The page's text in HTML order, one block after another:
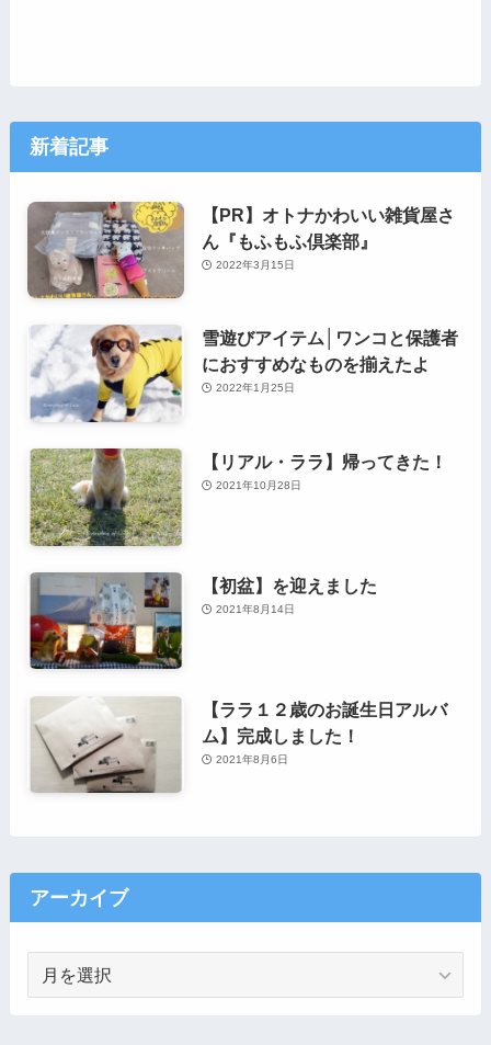
新着記事
【PR】オトナかわいい雑貨屋さ
ん『もふもふ倶楽部』
2022年3月15日
雪遊びアイテム│ワンコと保護者
におすすめなものを揃えたよ
2022年1月25日
【リアル・ララ】帰ってきた！
2021年10月28日
【初盆】を迎えました
2021年8月14日
【ララ１２歳のお誕生日アルバ
ム】完成しました！
2021年8月6日
アーカイブ